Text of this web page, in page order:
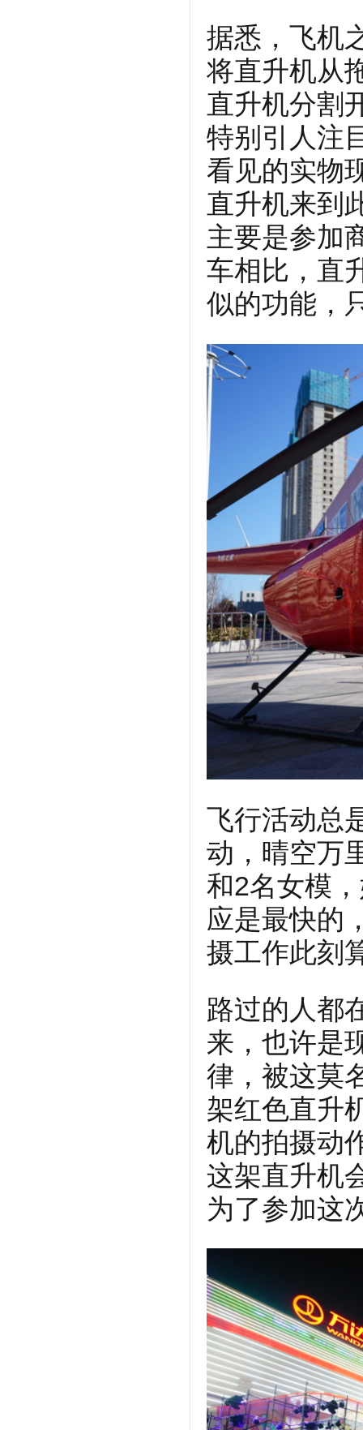
据悉，飞机
将直升机从
直升机分割
特别引人注
看见的实物
直升机来到
主要是参加
车相比，直
似的功能，
飞行活动总
动，晴空万
和2名女模
应是最快的
摄工作此刻
路过的人都
来，也许是
律，被这莫
架红色直升
机的拍摄动
这架直升机
为了参加这